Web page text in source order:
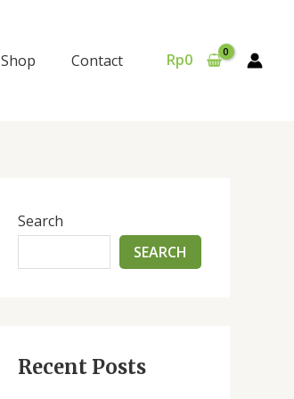
Shop Contact Rp0
Search
SEARCH
Recent Posts